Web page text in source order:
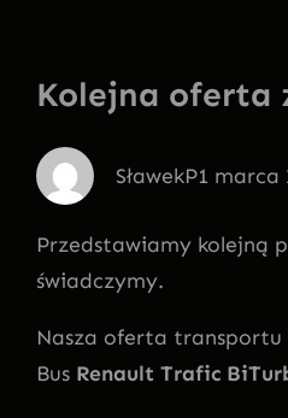
Kolejna oferta
SławekP1 marca
Przedstawiamy kolejną
świadczymy.
Nasza oferta transportu
Bus Renault Trafic